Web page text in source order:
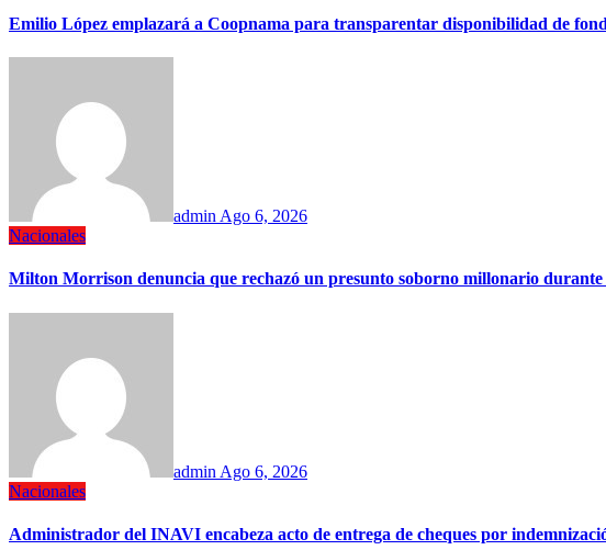
Emilio López emplazará a Coopnama para transparentar disponibilidad de
admin Ago 6, 2026
Nacionales
Milton Morrison denuncia que rechazó un presunto soborno millonario
admin Ago 6, 2026
Nacionales
Administrador del INAVI encabeza acto de entrega de cheques por